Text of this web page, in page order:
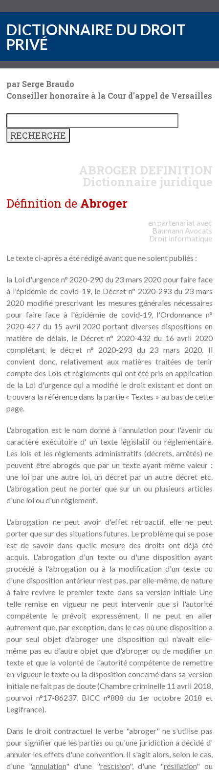
DICTIONNAIRE DU DROIT
PRIVÉ
par Serge Braudo
Conseiller honoraire à la Cour d'appel de Versailles
ABROGER DEFINITION
Dictionnaire juridique
Définition de Abroger
en partenariat avec
Baumann Avocats
Droit informatique
Le texte ci-après a été rédigé avant que ne soient publiés :
la Loi d'urgence n° 2020-290 du 23 mars 2020 pour faire face
à l'épidémie de covid-19, le Décret n° 2020-293 du 23 mars
2020 modifié prescrivant les mesures générales nécessaires
pour faire face à l'épidémie de covid-19, l'Ordonnance n°
2020-427 du 15 avril 2020 portant diverses dispositions en
matière de délais, le Décret n° 2020-432 du 16 avril 2020
complétant le décret n° 2020-293 du 23 mars 2020. Il
convient donc, relativement aux matières traitées de tenir
compte des Lois et règlements qui ont été pris en application
de la Loi d'urgence qui a modifié le droit existant et dont on
trouvera la référence dans la partie « Textes » au bas de cette
page.
L'abrogation est le nom donné à l'annulation pour l'avenir du
caractère exécutoire d' un texte législatif ou réglementaire.
Les lois et les règlements administratifs (décrets, arrêtés) ne
peuvent être abrogés que par un texte ayant même valeur :
une loi par une autre loi, un décret par un autre décret etc.
L'abrogation peut ne porter que sur un ou plusieurs articles
d'une loi ou d'un règlement.
L'abrogation ne peut avoir d'effet rétroactif, elle ne peut
porter que sur des situations futures. Le problème qui se pose
est de savoir dans quelle mesure des droits ont déjà été
acquis. L'abrogation d'un texte ou d'une disposition ayant
procédé à l'abrogation ou à la modification d'un texte ou
d'une disposition antérieur n'est pas, par elle-même, de nature
à faire revivre le premier texte dans sa version initiale Une
telle remise en vigueur ne peut intervenir que si l'autorité
compétente le prévoit expressément. Il ne peut en aller
autrement que, par exception, dans le cas où une disposition a
pour seul objet d'abroger une disposition qui n'avait elle-
même pas eu d'autre objet que d'abroger ou de modifier un
texte et que la volonté de l'autorité compétente de remettre
en vigueur le texte ou la disposition concerné dans sa version
initiale ne fait pas de doute (Chambre criminelle 11 avril 2018,
pourvoi n°17-86237, BICC n°888 du 1er octobre 2018 et
Legifrance).
Dans le droit contractuel le verbe "abroger" ne s'utilise pas
pour signifier que les parties ou qu'une juridiction a décidé d'
annuler les effets d'une convention. Il s'agit alors, selon le cas,
d'une "annulation" d'une "rescision", d'une "résiliation" ou